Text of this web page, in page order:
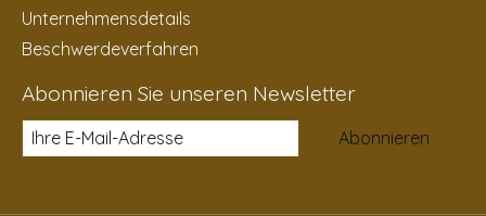
Unternehmensdetails
Beschwerdeverfahren
Abonnieren Sie unseren Newsletter
Abonnieren